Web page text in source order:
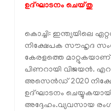
ഉദ്ഘാടനം ചെയ്തു
കൊച്ചി: ഇന്ത്യയിലെ
നിക്ഷേപക സൗഹൃദ
കേരളത്തെ മാറ്റുകയാണ്
പിണറായി വിജയന്‍.
അസെന്‍ഡ് 2020
ഉദ്ഘാടനം
അദ്ദേഹം.വ്യവസായ